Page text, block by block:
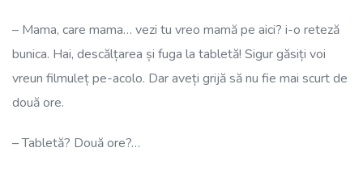
– Mama, care mama… vezi tu vreo mamă pe aici? i-o reteză
bunica. Hai, descălțarea și fuga la tabletă! Sigur găsiți voi
vreun filmuleț pe-acolo. Dar aveți grijă să nu fie mai scurt de
două ore.
– Tabletă? Două ore?…